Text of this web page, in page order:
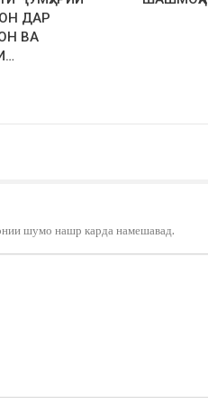
ДАР
ВА
шумо нашр карда намешавад.